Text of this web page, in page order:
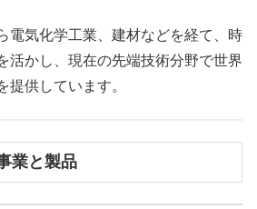
電気化学工業、建材などを経て、時
活かし、現在の先端技術分野で世界
提供しています。
業と製品